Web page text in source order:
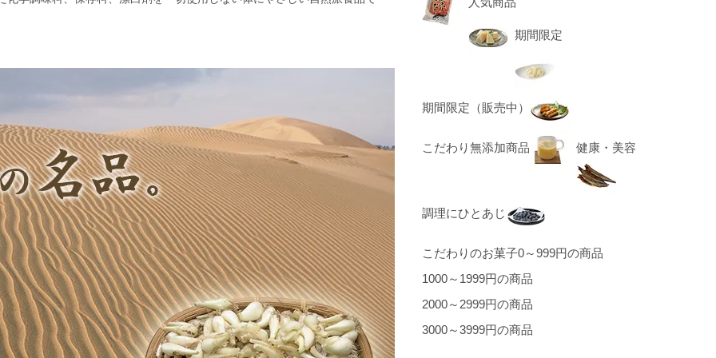
期間限定
期間限定（販売中）
こだわり無添加商品 健康・美容
調理にひとあじ
こだわりのお菓子0～999円の商品
1000～1999円の商品
2000～2999円の商品
3000～3999円の商品